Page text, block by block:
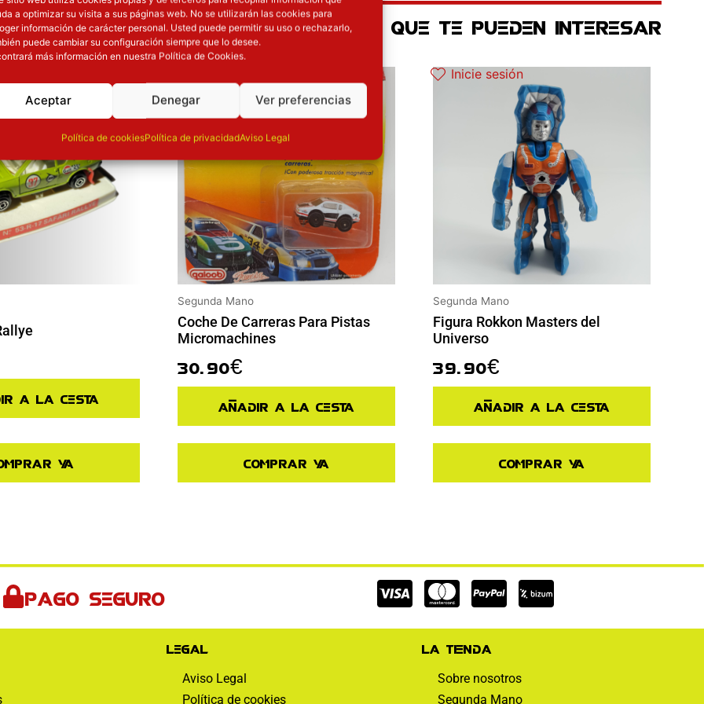
a optimizar su visita a sus páginas web. No se utilizarán las cookies para
información de carácter personal. Usted puede permitir su uso o rechazarlo,
puede cambiar su configuración siempre que lo desee.
más información en nuestra Política de Cookies.
Aceptar Denegar Ver preferencias
Política de cookiesPolítica de privacidadAviso Legal
OTROS PRODUCTOS QUE TE PUEDEN INTERESAR
a la cesta
ya
Segunda Mano
Coche De Carreras Para Pistas
Micromachines
30.90€
Añadir a la cesta
Comprar ya
Inicie sesión
Segunda Mano
Figura Rokkon Masters del
Universo
39.90€
Añadir a la cesta
Comprar ya
Pago seguro
Cc-
visa
Cc-
mastercard
Cc-
paypal
Legal
Aviso Legal
Política de cookies
La tienda
Sobre nosotros
Segunda Mano